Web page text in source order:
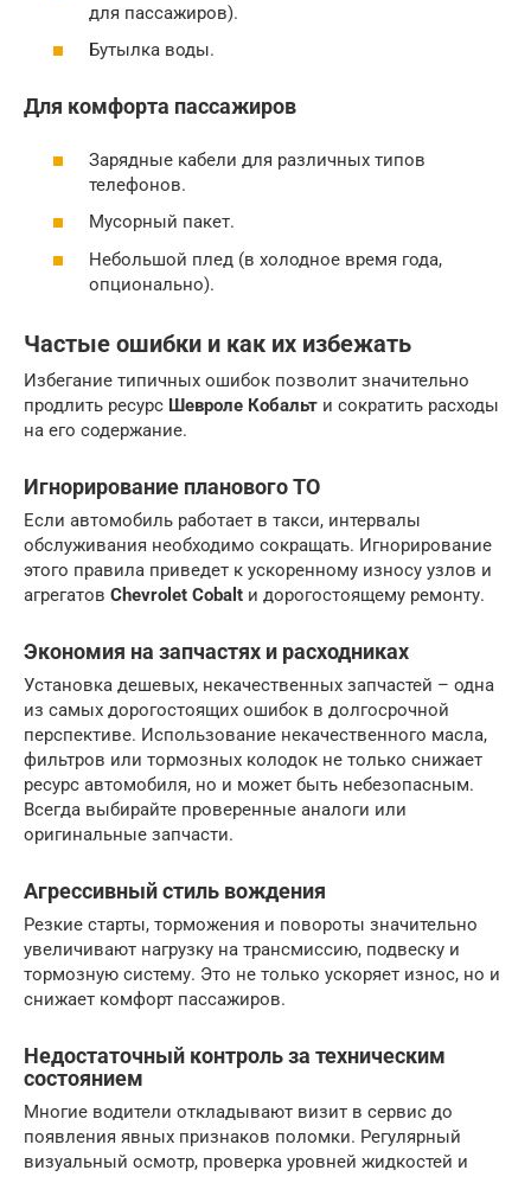
для пассажиров).
Бутылка воды.
Для комфорта пассажиров
Зарядные кабели для различных типов
телефонов.
Мусорный пакет.
Небольшой плед (в холодное время года,
опционально).
Частые ошибки и как их избежать
Избегание типичных ошибок позволит значительно
продлить ресурс Шевроле Кобальт и сократить расходы
на его содержание.
Игнорирование планового ТО
Если автомобиль работает в такси, интервалы
обслуживания необходимо сокращать. Игнорирование
этого правила приведет к ускоренному износу узлов и
агрегатов Chevrolet Cobalt и дорогостоящему ремонту.
Экономия на запчастях и расходниках
Установка дешевых, некачественных запчастей – одна
из самых дорогостоящих ошибок в долгосрочной
перспективе. Использование некачественного масла,
фильтров или тормозных колодок не только снижает
ресурс автомобиля, но и может быть небезопасным.
Всегда выбирайте проверенные аналоги или
оригинальные запчасти.
Агрессивный стиль вождения
Резкие старты, торможения и повороты значительно
увеличивают нагрузку на трансмиссию, подвеску и
тормозную систему. Это не только ускоряет износ, но и
снижает комфорт пассажиров.
Недостаточный контроль за техническим
состоянием
Многие водители откладывают визит в сервис до
появления явных признаков поломки. Регулярный
визуальный осмотр, проверка уровней жидкостей и